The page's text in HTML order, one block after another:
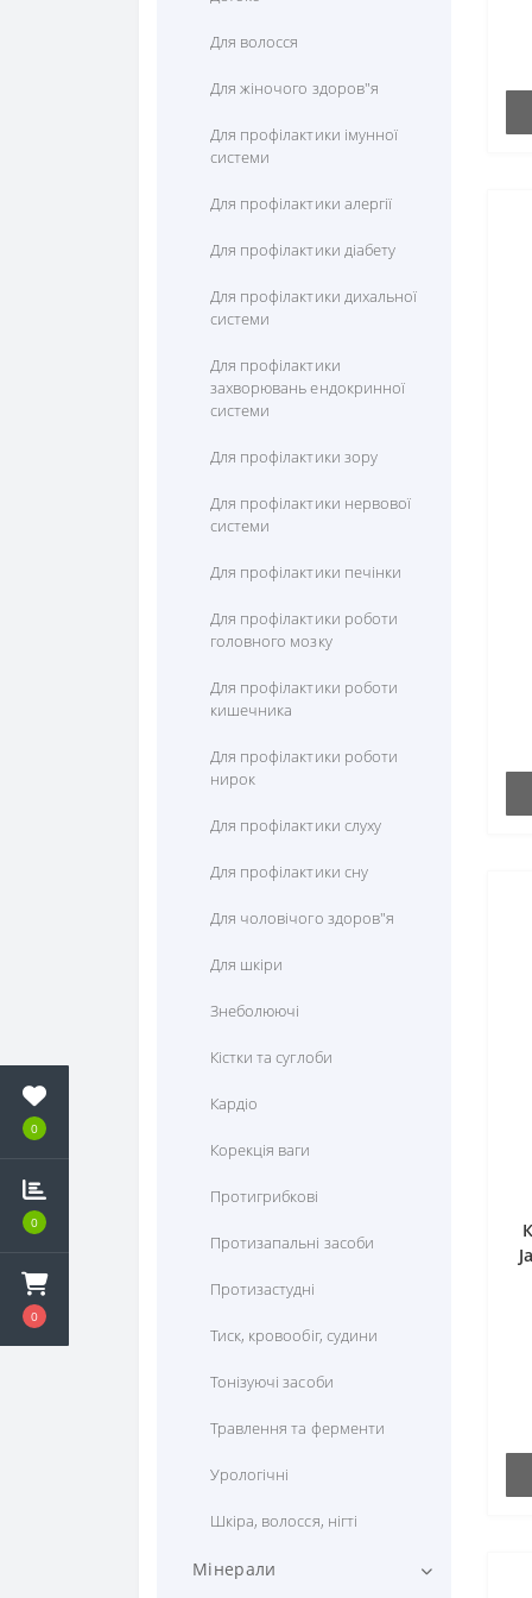
0
0
0
Метіонін
Пролін
Серін
Таурін
Тирозин
Цистеїн
Цитрулін
Пікногенол
Ресвератрол
Рутін
Фруктові екстракти
Для волосся
Для жіночого здоров"я
Для профілактики імунної
системи
Для профілактики алергії
Для профілактики діабету
Для профілактики дихальної
системи
Для профілактики
захворювань ендокринної
системи
Для профілактики зору
Для профілактики нервової
системи
Для профілактики печінки
Для профілактики роботи
головного мозку
Для профілактики роботи
кишечника
Для профілактики роботи
нирок
Для профілактики слуху
Для профілактики сну
Для чоловічого здоров"я
Для шкіри
Знеболюючі
Кістки та суглоби
Кардіо
Корекція ваги
Протигрибкові
Протизапальні засоби
Протизастудні
Тиск, кровообіг, судини
Тонізуючі засоби
Травлення та ферменти
Урологічні
Шкіра, волосся, нігті
Мінерали